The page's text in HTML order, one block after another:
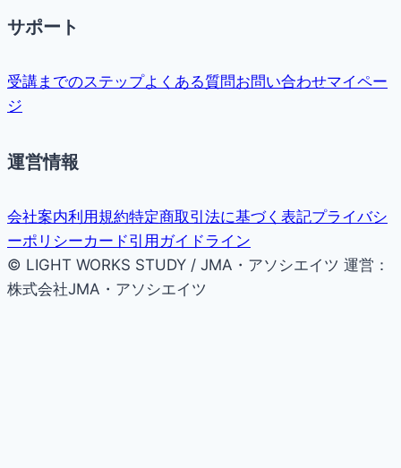
サポート
受講までのステップよくある質問お問い合わせマイペー
ジ
運営情報
会社案内利用規約特定商取引法に基づく表記プライバシ
ーポリシーカード引用ガイドライン
© LIGHT WORKS STUDY / JMA・アソシエイツ 運営：
株式会社JMA・アソシエイツ